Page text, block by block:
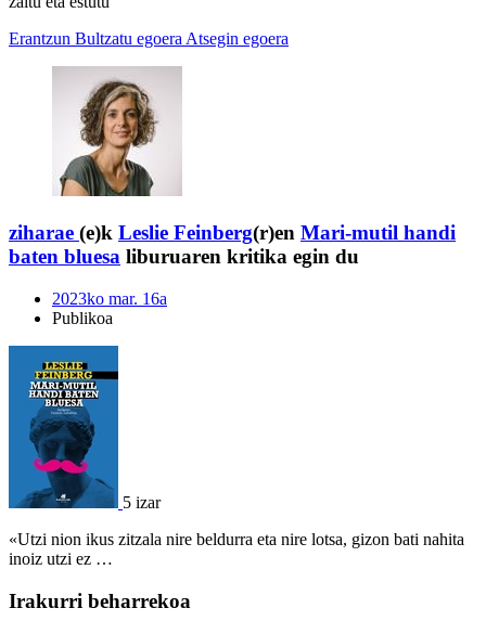
Erantzun Bultzatu egoera Atsegin egoera
ziharae (e)k Leslie Feinberg(r)en Mari-mutil handi
baten bluesa liburuaren kritika egin du
2023ko mar. 16a
Publikoa
5 izar
«Utzi nion ikus zitzala nire beldurra eta nire lotsa, gizon bati nahita
inoiz utzi ez …
Irakurri beharrekoa